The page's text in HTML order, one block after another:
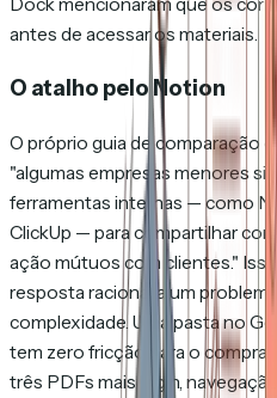
antes de acessar os materiais.
O atalho pelo Notion
O próprio guia de comparação
"algumas empresas menores
ferramentas internas — como
ClickUp — para compartilhar
ação mútuos com clientes."
resposta racional a um
complexidade. Uma pasta no
tem zero fricção para o
três PDFs mais login,